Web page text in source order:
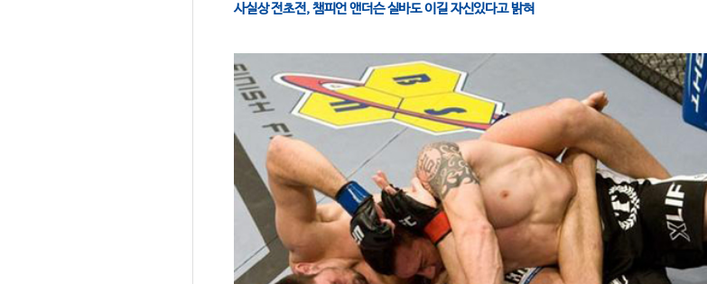
사실상 전초전, 챔피언 앤더슨 실바도 이길 자신있다고 밝혀